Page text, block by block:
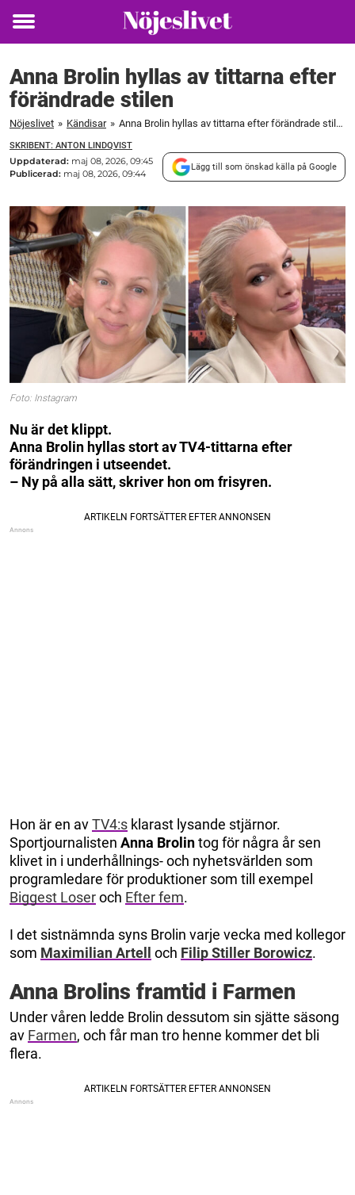
Toggle
Anna Brolin hyllas av tittarna efter
förändrade stilen
Nöjeslivet » Kändisar » Anna Brolin hyllas av tittarna efter förändrade stilen
SKRIBENT: ANTON LINDQVIST
Uppdaterad: maj 08, 2026, 09:45
Publicerad: maj 08, 2026, 09:44
Lägg till som önskad källa på Google
Foto: Instagram
Nu är det klippt.
Anna Brolin hyllas stort av TV4-tittarna efter
förändringen i utseendet.
– Ny på alla sätt, skriver hon om frisyren.
Hon är en avTV4:s klarast lysande stjärnor.
Sportjournalisten Anna Brolintog för några år sen
klivet in i underhållnings- och nyhetsvärlden som
programledare för produktioner som till exempel
Biggest Loseroch Efter fem.
I det sistnämnda syns Brolin varje vecka med kollegor
som Maximilian Artell och Filip Stiller Borowicz.
Anna Brolins framtid i Farmen
Under våren ledde Brolin dessutom sin sjätte säsong
av Farmen, och får man tro henne kommer det bli
flera.